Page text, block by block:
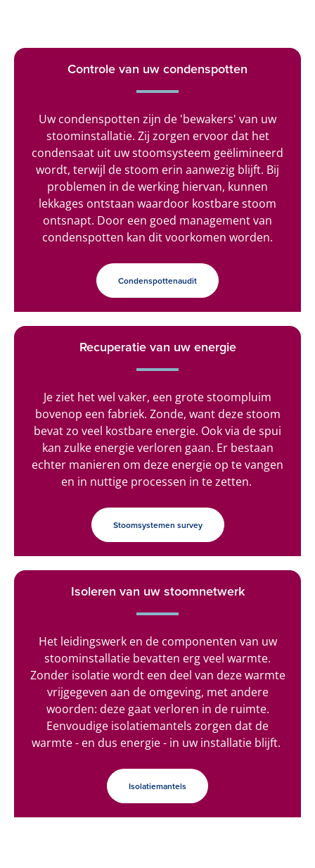
Controle van uw condenspotten
Uw condenspotten zijn de 'bewakers' van uw
stoominstallatie. Zij zorgen ervoor dat het
condensaat uit uw stoomsysteem geëlimineerd
wordt, terwijl de stoom erin aanwezig blijft. Bij
problemen in de werking hiervan, kunnen
lekkages ontstaan waardoor kostbare stoom
ontsnapt. Door een goed management van
condenspotten kan dit voorkomen worden.
Condenspottenaudit
Recuperatie van uw energie
Je ziet het wel vaker, een grote stoompluim
bovenop een fabriek. Zonde, want deze stoom
bevat zo veel kostbare energie. Ook via de spui
kan zulke energie verloren gaan. Er bestaan
echter manieren om deze energie op te vangen
en in nuttige processen in te zetten.
Stoomsystemen survey
Isoleren van uw stoomnetwerk
Het leidingswerk en de componenten van uw
stoominstallatie bevatten erg veel warmte.
Zonder isolatie wordt een deel van deze warmte
vrijgegeven aan de omgeving, met andere
woorden: deze gaat verloren in de ruimte.
Eenvoudige isolatiemantels zorgen dat de
warmte - en dus energie - in uw installatie blijft.
Isolatiemantels